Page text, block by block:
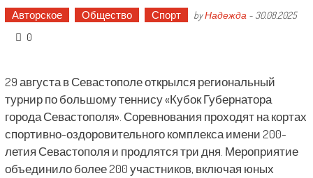
Авторское Общество Спорт byНадежда - 30.08.2025
0
29 августа в Севастополе открылся региональный
турнир по большому теннису «Кубок Губернатора
города Севастополя». Соревнования проходят на кортах
спортивно-оздоровительного комплекса имени 200-
летия Севастополя и продлятся три дня. Мероприятие
объединило более 200 участников, включая юных